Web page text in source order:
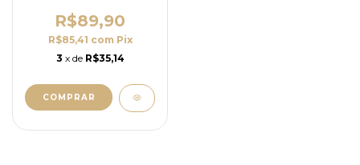
Aniversário
R$89,90
R$85,41 com Pix
3 x de R$35,14